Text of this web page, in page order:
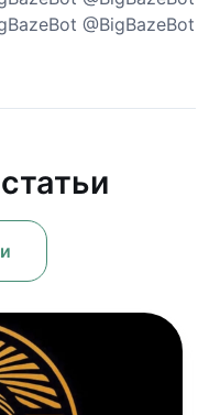
@BigBazeBot